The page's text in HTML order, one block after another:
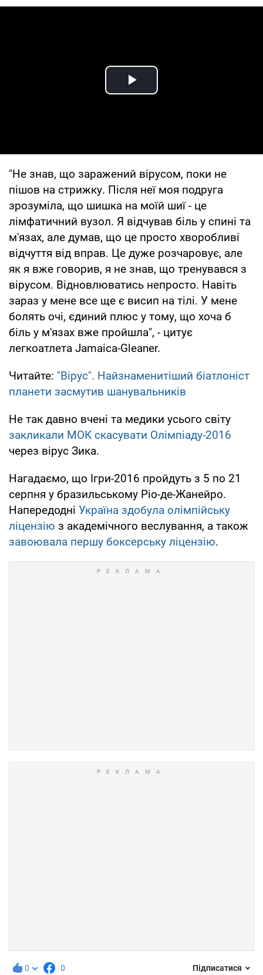
Play Video
"Не знав, що заражений вірусом, поки не
пішов на стрижку. Після неї моя подруга
зрозуміла, що шишка на моїй шиї - це
лімфатичний вузол. Я відчував біль у спині та
м'язах, але думав, що це просто хворобливі
відчуття від вправ. Це дуже розчаровує, але
як я вже говорив, я не знав, що тренувався з
вірусом. Відновлюватись непросто. Навіть
зараз у мене все ще є висип на тілі. У мене
болять очі, єдиний плюс у тому, що хоча б
біль у м'язах вже пройшла", - цитує
легкоатлета Jamaica-Gleaner.
Читайте: "Вірус". Найзнаменитіший біатлоніст
планети засмутив шанувальників
Не так давно вчені та медики усього світу
закликали МОК скасувати Олімпіаду-2016
через вірус Зика.
Нагадаємо, що Ігри-2016 пройдуть з 5 по 21
серпня у бразильському Ріо-де-Жанейро.
Напередодні Україна здобула олімпійську
ліцензію з академічного веслування, а також
завоювала першу боксерську ліцензію.
0 0 Підписатися